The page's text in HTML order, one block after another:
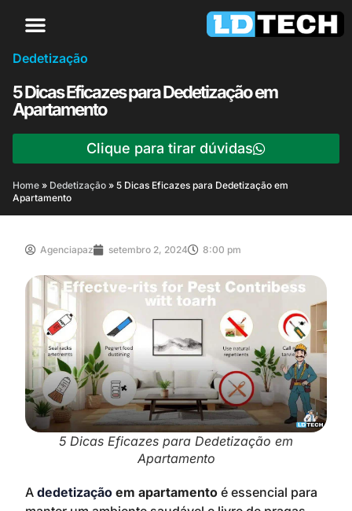
Dedetização
5 Dicas Eficazes para Dedetização em
Apartamento
Clique para tirar dúvidas
Home » Dedetização » 5 Dicas Eficazes para Dedetização em
Apartamento
Agenciapaz setembro 2, 2024 8:00 pm
5 Dicas Eficazes para Dedetização em
Apartamento
A dedetização em apartamento é essencial para